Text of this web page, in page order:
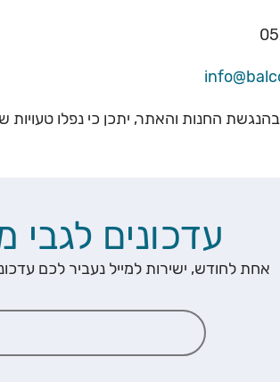
החנות והאתר, יתכן כי נפלו טעויות
עדכונים
אחת לחודש, ישירות למייל נעביר לכם